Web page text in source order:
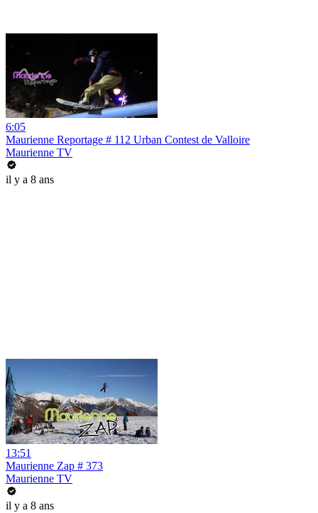
6:05
Maurienne Reportage # 112 Urban Contest de Valloire
Maurienne TV
il y a 8 ans
13:51
Maurienne Zap # 373
Maurienne TV
il y a 8 ans